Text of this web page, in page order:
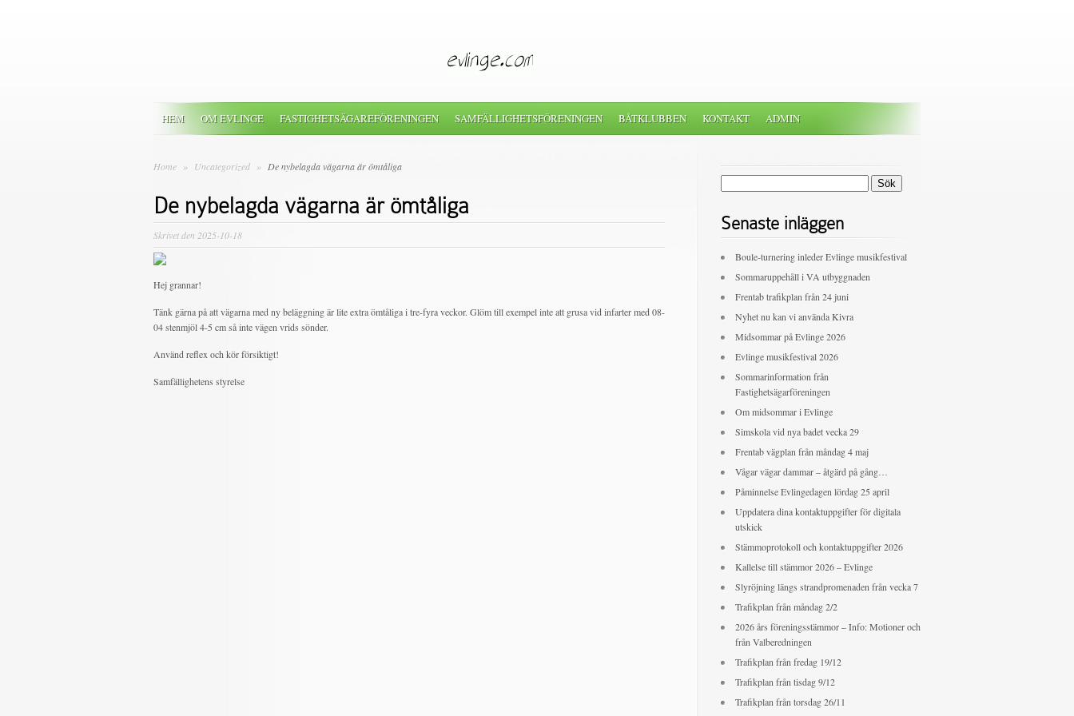
HEM OM EVLINGE FASTIGHETSÄGAREFÖRENINGEN SAMFÄLLIGHETSFÖRENINGEN BÅTKLUBBEN KONTAKT ADMIN
Home » Uncategorized » De nybelagda vägarna är ömtåliga
De nybelagda vägarna är ömtåliga
Skrivet den 2025-10-18
Hej grannar!
Tänk gärna på att vägarna med ny beläggning är lite extra ömtåliga i tre-fyra veckor. Glöm till exempel inte att grusa vid infarter med 08-
04 stenmjöl 4-5 cm så inte vägen vrids sönder.
Använd reflex och kör försiktigt!
Samfällighetens styrelse
Senaste inläggen
Boule-turnering inleder Evlinge musikfestival
Sommaruppehåll i VA utbyggnaden
Frentab trafikplan från 24 juni
Nyhet nu kan vi använda Kivra
Midsommar på Evlinge 2026
Evlinge musikfestival 2026
Sommarinformation från
Fastighetsägarföreningen
Om midsommar i Evlinge
Simskola vid nya badet vecka 29
Frentab vägplan från måndag 4 maj
Vågar vägar dammar – åtgärd på gång…
Påminnelse Evlingedagen lördag 25 april
Uppdatera dina kontaktuppgifter för digitala
utskick
Stämmoprotokoll och kontaktuppgifter 2026
Kallelse till stämmor 2026 – Evlinge
Slyröjning längs strandpromenaden från vecka 7
Trafikplan från måndag 2/2
2026 års föreningsstämmor – Info: Motioner och
från Valberedningen
Trafikplan från fredag 19/12
Trafikplan från tisdag 9/12
Trafikplan från torsdag 26/11